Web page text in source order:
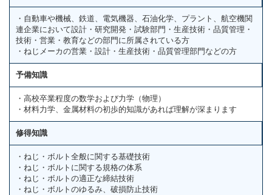
・自動車や機械、鉄道、電気機器、石油化学、プラント、航空機関
連企業において設計・研究開発・試験部門・生産技術・品質管理・
技術・営業・教育などの部門に所属されている方
・ねじメーカの営業・設計・生産技術・品質管理部門などの方
予備知識
・高校卒業程度の数学および力学（物理）
・材料力学、金属材料の初歩的知識があれば理解が深まります
修得知識
・ねじ・ボルト全般に関する基礎技術
・ねじ・ボルトに関する規格の体系
・ねじ・ボルトの適正な締結技術
・ねじ・ボルトのゆるみ、破損防止技術